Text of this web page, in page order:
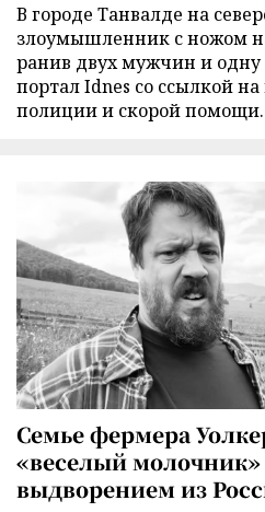
В городе Танвалде на
злоумышленник с ножом
ранив двух мужчин и
портал Idnes со ссылкой
полиции и скорой помощи.
Семье фермера
«веселый
выдворением из